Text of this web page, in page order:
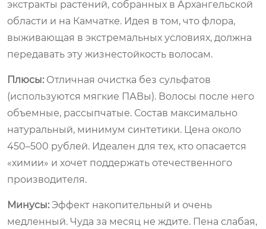
экстракты растений, собранных в Архангельской
области и на Камчатке. Идея в том, что флора,
выживающая в экстремальных условиях, должна
передавать эту жизнестойкость волосам.
Плюсы: Отличная очистка без сульфатов
(используются мягкие ПАВы). Волосы после него
объемные, рассыпчатые. Состав максимально
натуральный, минимум синтетики. Цена около
450–500 рублей. Идеален для тех, кто опасается
«химии» и хочет поддержать отечественного
производителя.
Минусы: Эффект накопительный и очень
медленный. Чуда за месяц не ждите. Пена слабая,